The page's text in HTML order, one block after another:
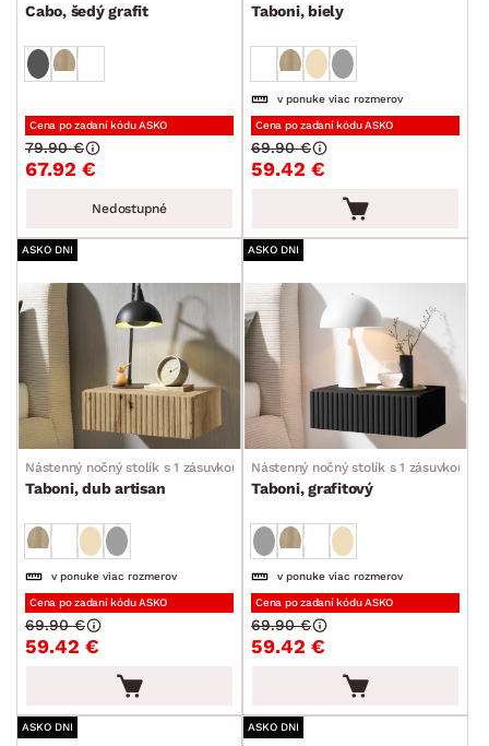
Cabo, šedý grafit
Cena po zadaní kódu ASKO
67.92 €
79.90 €
Nedostupné
Taboni, biely
v ponuke viac rozmerov
Cena po zadaní kódu ASKO
59.42 €
69.90 €
ASKO DNI
Nástenný nočný stolík s 1 zásuvkou
Taboni, dub artisan
v ponuke viac rozmerov
Cena po zadaní kódu ASKO
59.42 €
69.90 €
ASKO DNI
Nástenný nočný stolík s 1 zásuvkou
Taboni, grafitový
v ponuke viac rozmerov
Cena po zadaní kódu ASKO
59.42 €
69.90 €
ASKO DNI ASKO DNI